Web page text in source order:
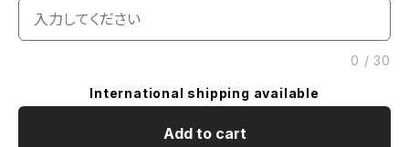
0 /30
International shipping available
Add to cart